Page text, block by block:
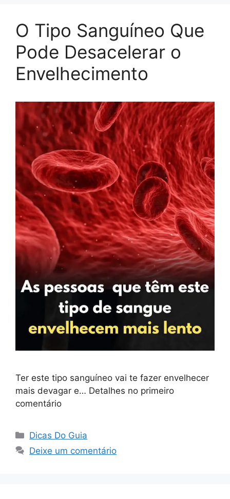
O Tipo Sanguíneo Que
Pode Desacelerar o
Envelhecimento
Ter este tipo sanguíneo vai te fazer envelhecer
mais devagar e… Detalhes no primeiro
comentário
Categorias
Dicas Do Guia
Deixe um comentário